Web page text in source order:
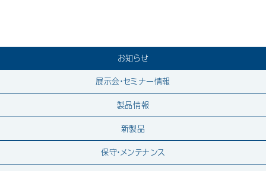
お知らせ
展示会・セミナー情報
製品情報
新製品
保守・メンテナンス